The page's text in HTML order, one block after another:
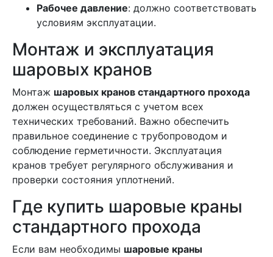
Рабочее давление: должно соответствовать
условиям эксплуатации.
Монтаж и эксплуатация
шаровых кранов
Монтаж шаровых кранов стандартного прохода
должен осуществляться с учетом всех
технических требований. Важно обеспечить
правильное соединение с трубопроводом и
соблюдение герметичности. Эксплуатация
кранов требует регулярного обслуживания и
проверки состояния уплотнений.
Где купить шаровые краны
стандартного прохода
Если вам необходимы шаровые краны